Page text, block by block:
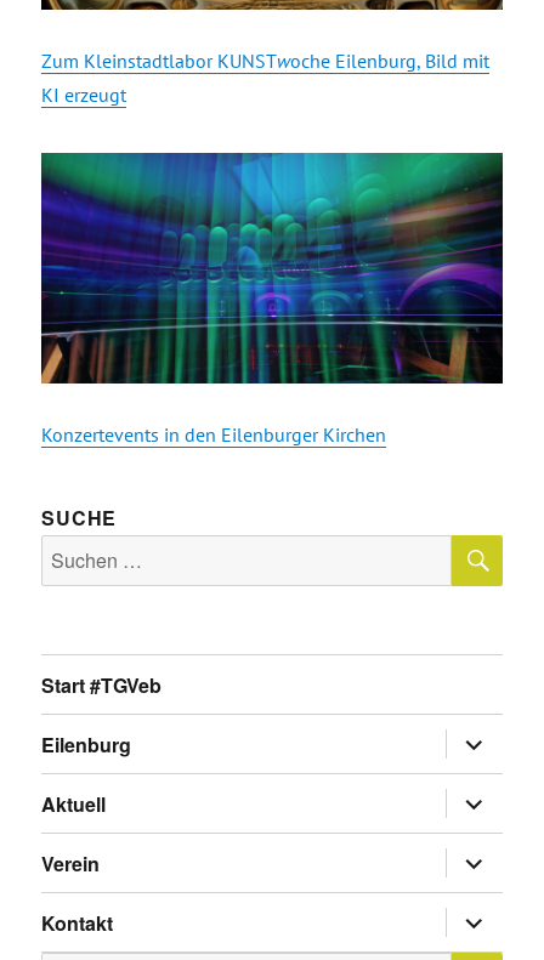
Zum Kleinstadtlabor KUNSTwoche Eilenburg, Bild mit
KI erzeugt
Konzertevents in den Eilenburger Kirchen
SUCHE
Suche
nach:
Start #TGVeb
Eilenburg
anzeigen
Aktuell
anzeigen
Verein
anzeigen
Kontakt
anzeigen